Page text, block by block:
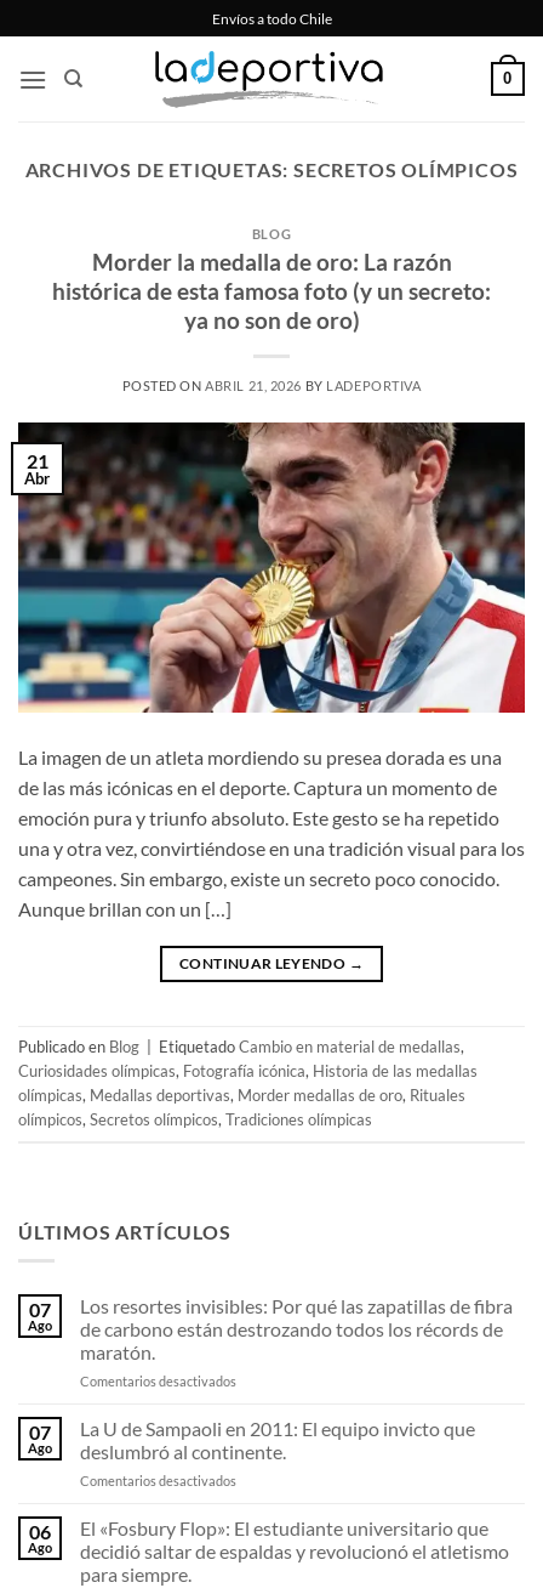
al
contenido
Envíos a todo Chile
0
ARCHIVOS DE ETIQUETAS: SECRETOS OLÍMPICOS
BLOG
Morder la medalla de oro: La razón
histórica de esta famosa foto (y un secreto:
ya no son de oro)
POSTED ON ABRIL 21, 2026 BY LADEPORTIVA
21
Abr
La imagen de un atleta mordiendo su presea dorada es una
de las más icónicas en el deporte. Captura un momento de
emoción pura y triunfo absoluto. Este gesto se ha repetido
una y otra vez, convirtiéndose en una tradición visual para los
campeones. Sin embargo, existe un secreto poco conocido.
Aunque brillan con un […]
CONTINUAR LEYENDO →
Publicado en Blog EtiquetadoCambio en material de medallas,
Curiosidades olímpicas, Fotografía icónica, Historia de las medallas
olímpicas, Medallas deportivas, Morder medallas de oro, Rituales
olímpicos, Secretos olímpicos, Tradiciones olímpicas
ÚLTIMOS ARTÍCULOS
07
Ago
Los resortes invisibles: Por qué las zapatillas de fibra
de carbono están destrozando todos los récords de
maratón.
Comentarios desactivados
resortes
Por
qué
zapatillas
fibra
07
Ago
La U de Sampaoli en 2011: El equipo invicto que
deslumbró al continente.
Comentarios desactivados
U
Sampaoli
06
Ago
El «Fosbury Flop»: El estudiante universitario que
decidió saltar de espaldas y revolucionó el atletismo
para siempre.